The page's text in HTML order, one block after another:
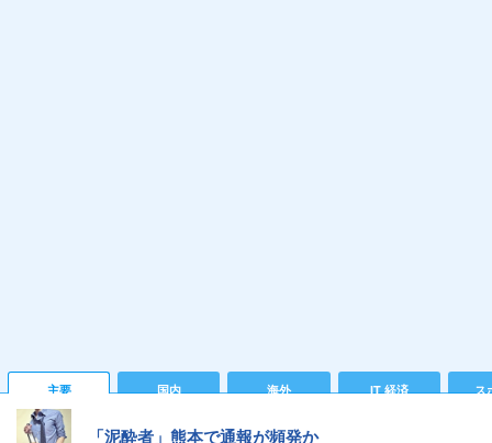
主要 国内 海外 IT 経済 ス
「泥酔者」熊本で通報が頻発か